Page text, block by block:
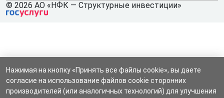
© 2026 АО «НФК — Структурные инвестиции»
Нажимая на кнопку «Принять все файлы cookie», вы даете
согласие на использование файлов cookie сторонних
производителей (или аналогичных технологий) для улучшения